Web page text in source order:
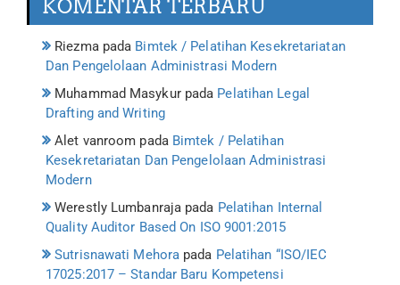
KOMENTAR TERBARU
Riezmapada Bimtek / Pelatihan Kesekretariatan
Dan Pengelolaan Administrasi Modern
Muhammad Masykurpada Pelatihan Legal
Drafting and Writing
Alet vanroom pada Bimtek / Pelatihan
Kesekretariatan Dan Pengelolaan Administrasi
Modern
Werestly Lumbanraja pada Pelatihan Internal
Quality Auditor Based On ISO 9001:2015
Sutrisnawati Mehora pada Pelatihan “ISO/IEC
17025:2017 – Standar Baru Kompetensi